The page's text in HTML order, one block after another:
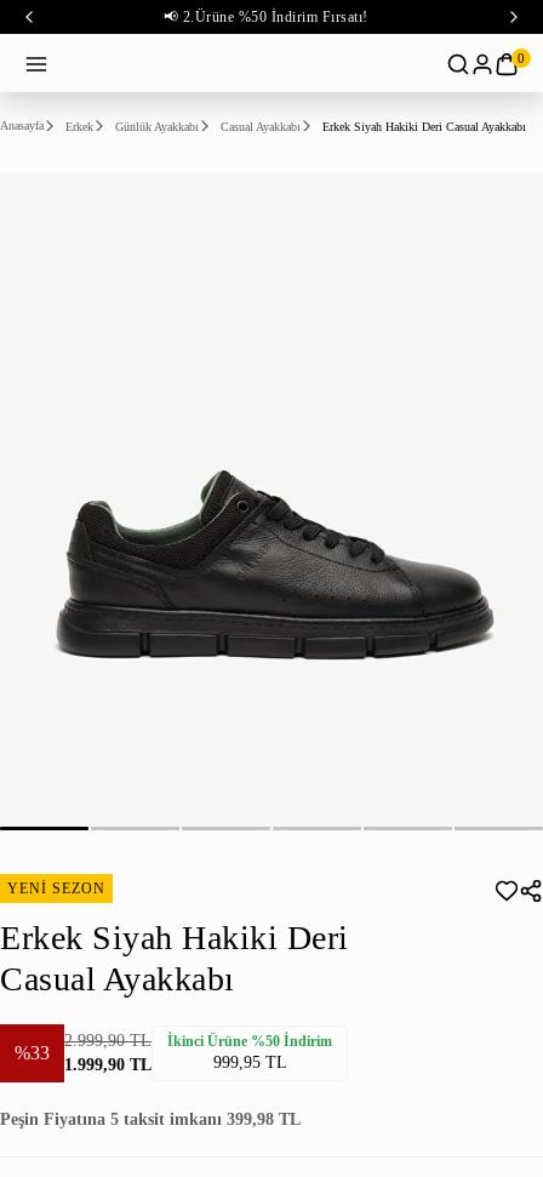
📢 2.Ürüne %50 İndirim Fırsatı!
0
Anasayfa Erkek Günlük Ayakkabı Casual Ayakkabı Erkek Siyah Hakiki Deri Casual Ayakkabı
YENİ SEZON
Erkek Siyah Hakiki Deri
Casual Ayakkabı
%33
2.999,90 TL
1.999,90 TL
İkinci Ürüne %50 İndirim
999,95 TL
Peşin Fiyatına 5 taksit imkanı 399,98 TL